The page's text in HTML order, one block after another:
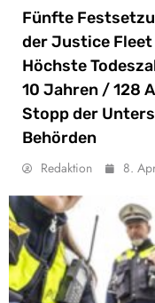
Fünfte
der Justice
Höchste
10 Jahren / 128
Stopp der
Behörden
Redaktion 8.